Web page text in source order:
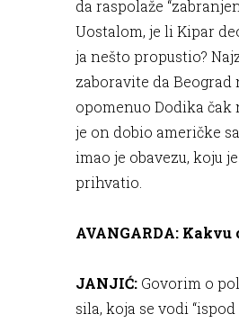
da raspolaže
Uostalom, je li Kipar
ja nešto propustio?
zaboravite da Beograd
opomenuo Dodika čak
je on dobio američke
imao je obavezu, koju
prihvatio.
AVANGARDA: Kakvu
JANJIĆ: Govorim o
sila, koja se vodi “ispod